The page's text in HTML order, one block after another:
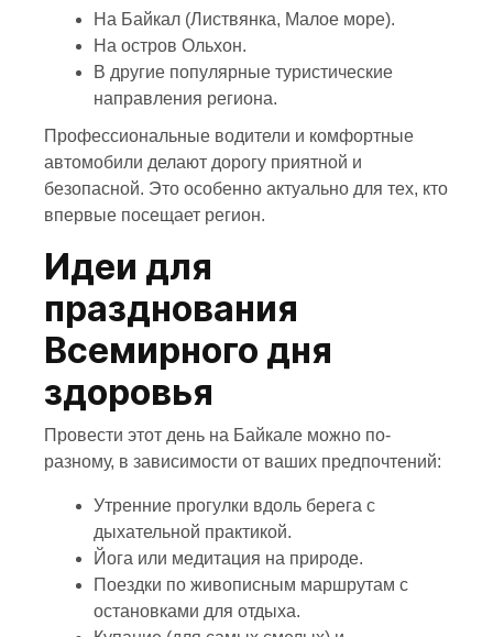
На Байкал (Листвянка, Малое море).
На остров Ольхон.
В другие популярные туристические
направления региона.
Профессиональные водители и комфортные
автомобили делают дорогу приятной и
безопасной. Это особенно актуально для тех, кто
впервые посещает регион.
Идеи для
празднования
Всемирного дня
здоровья
Провести этот день на Байкале можно по-
разному, в зависимости от ваших предпочтений:
Утренние прогулки вдоль берега с
дыхательной практикой.
Йога или медитация на природе.
Поездки по живописным маршрутам с
остановками для отдыха.